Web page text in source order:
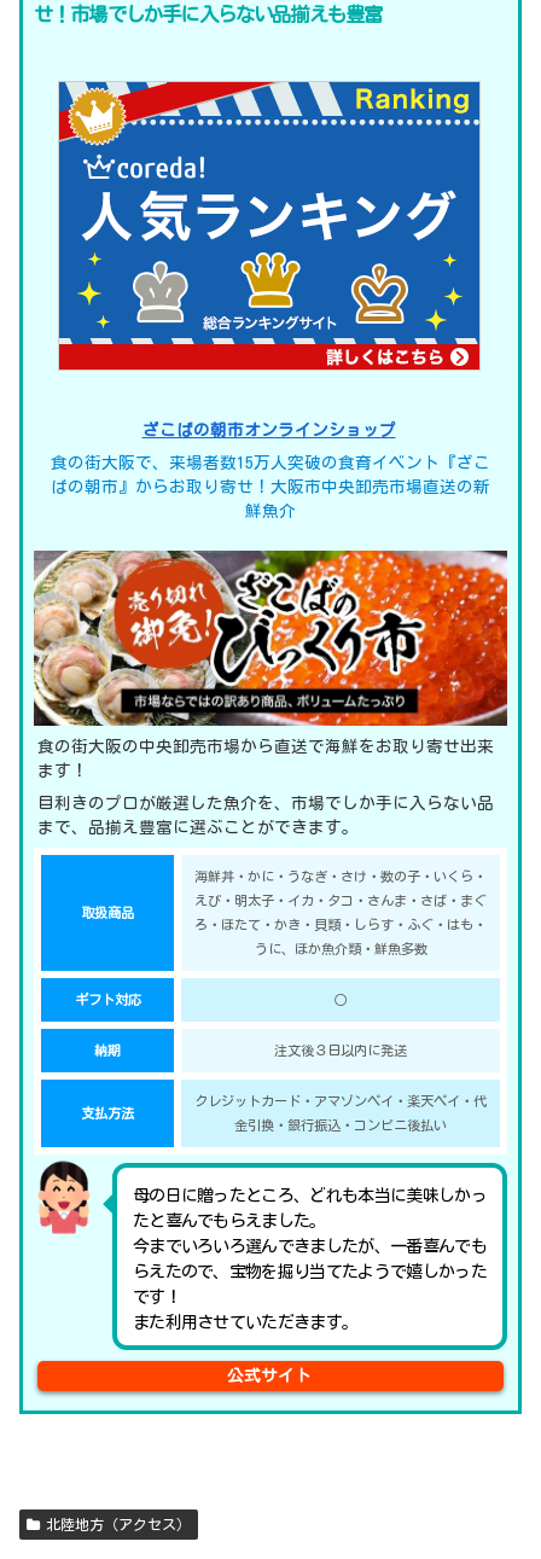
せ！市場でしか手に入らない品揃えも豊富
ざこばの朝市オンラインショップ
食の街大阪で、来場者数15万人突破の食育イベント『ざこ
ばの朝市』からお取り寄せ！大阪市中央卸売市場直送の新
鮮魚介
食の街大阪の中央卸売市場から直送で海鮮をお取り寄せ出来
ます！
目利きのプロが厳選した魚介を、市場でしか手に入らない品
まで、品揃え豊富に選ぶことができます。
取扱商品
海鮮丼・かに・うなぎ・さけ・数の子・いくら・
えび・明太子・イカ・タコ・さんま・さば・まぐ
ろ・ほたて・かき・貝類・しらす・ふぐ・はも・
うに、ほか魚介類・鮮魚多数
ギフト対応 ○
納期 注文後３日以内に発送
支払方法
クレジットカード・アマゾンペイ・楽天ペイ・代
金引換・銀行振込・コンビニ後払い
母の日に贈ったところ、どれも本当に美味しかっ
たと喜んでもらえました。
今までいろいろ選んできましたが、一番喜んでも
らえたので、宝物を掘り当てたようで嬉しかった
です！
また利用させていただきます。
公式サイト
北陸地方（アクセス）